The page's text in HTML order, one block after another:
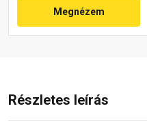
Megnézem
Részletes leírás